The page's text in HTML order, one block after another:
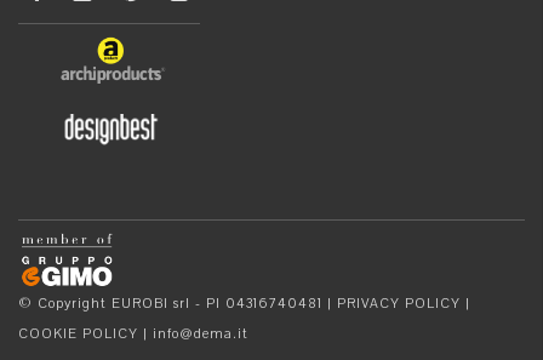
© Copyright EUROBI srl - PI 04316740481 | PRIVACY POLICY |
COOKIE POLICY | info@dema.it